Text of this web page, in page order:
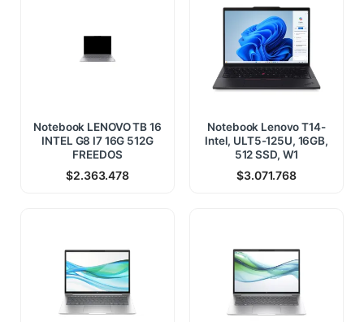
Notebook LENOVO TB 16
INTEL G8 I7 16G 512G
FREEDOS
$2.363.478
Notebook Lenovo T14-
Intel, ULT5-125U, 16GB,
512 SSD, W1
$3.071.768